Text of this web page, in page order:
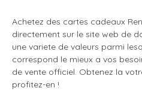
Achetez des cartes cadeaux
directement sur le site web de
une variete de valeurs parmi
correspond le mieux a vos
de vente officiel. Obtenez la
profitez-en !